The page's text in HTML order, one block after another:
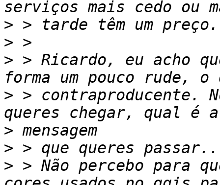
>
>
> > Ricardo, eu acho
> > contraproducente.
>
>
> > Não percebo para